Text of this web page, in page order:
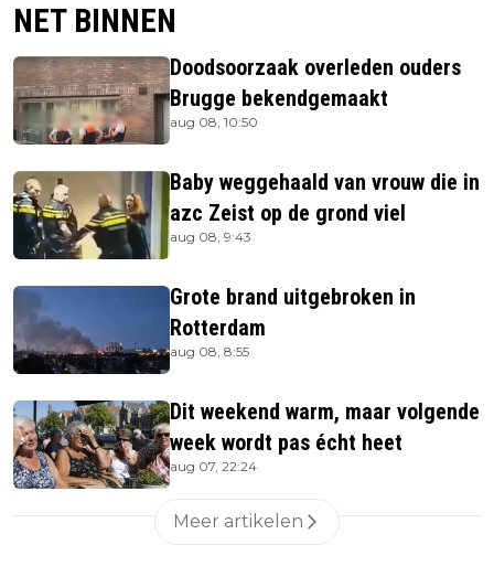
NET BINNEN
Doodsoorzaak overleden ouders
Brugge bekendgemaakt
aug 08, 10:50
Baby weggehaald van vrouw die in
azc Zeist op de grond viel
aug 08, 9:43
Grote brand uitgebroken in
Rotterdam
aug 08, 8:55
Dit weekend warm, maar volgende
week wordt pas écht heet
aug 07, 22:24
Meer artikelen